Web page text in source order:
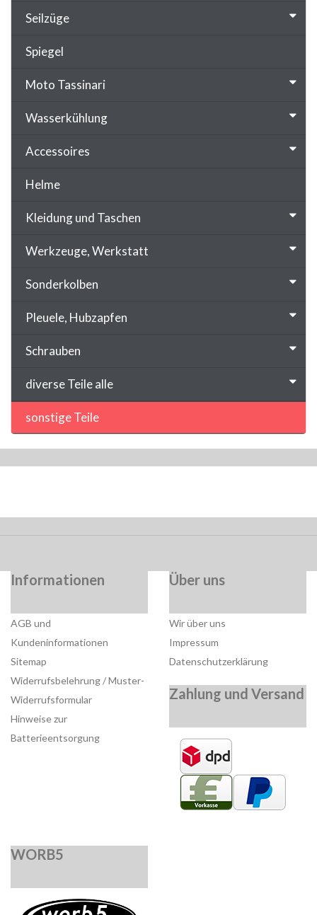
Seilzüge
Spiegel
Moto Tassinari
Wasserkühlung
Accessoires
Helme
Kleidung und Taschen
Werkzeuge, Werkstatt
Sonderkolben
Pleuele, Hubzapfen
Schrauben
diverse Teile alle
sonstige Teile
Informationen
AGB und
Kundeninformationen
Sitemap
Widerrufsbelehrung / Muster-
Widerrufsformular
Hinweise zur
Batterieentsorgung
Über uns
Wir über uns
Impressum
Datenschutzerklärung
Zahlung und Versand
WORB5